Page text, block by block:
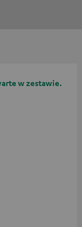
w zestawie.